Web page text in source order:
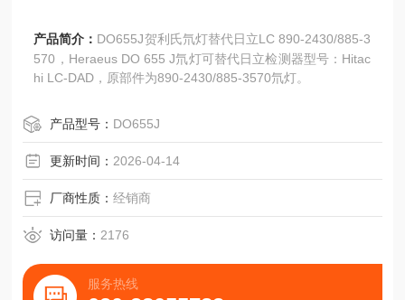
产品简介： DO655J贺利氏氘灯替代日立LC 890-2430/885-3
570，Heraeus DO 655 J氘灯可替代日立检测器型号：Hitac
hi LC-DAD，原部件为890-2430/885-3570氘灯。
产品型号： DO655J
更新时间： 2026-04-14
厂商性质：经销商
访问量： 2176
服务热线